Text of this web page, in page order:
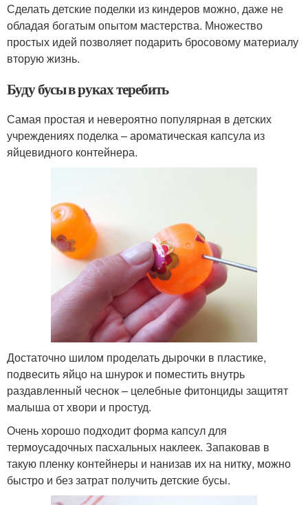
Сделать детские поделки из киндеров можно, даже не
обладая богатым опытом мастерства. Множество
простых идей позволяет подарить бросовому материалу
вторую жизнь.
Буду бусы в руках теребить
Самая простая и невероятно популярная в детских
учреждениях поделка – ароматическая капсула из
яйцевидного контейнера.
Достаточно шилом проделать дырочки в пластике,
подвесить яйцо на шнурок и поместить внутрь
раздавленный чеснок – целебные фитонциды защитят
малыша от хвори и простуд.
Очень хорошо подходит форма капсул для
термоусадочных пасхальных наклеек. Запаковав в
такую пленку контейнеры и нанизав их на нитку, можно
быстро и без затрат получить детские бусы.